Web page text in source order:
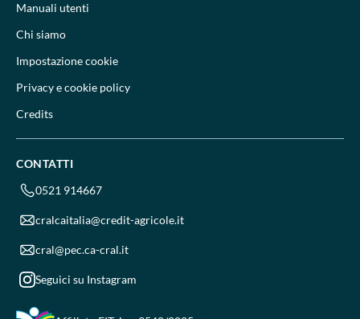
Manuali utenti
Chi siamo
Impostazione cookie
Privacy e cookie policy
Credits
CONTATTI
0521 914667
cralcaitalia@credit-agricole.it
cral@pec.ca-cral.it
Seguici su Instagram